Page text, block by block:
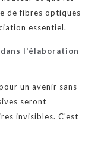
de fibres optiques
essentiel.
l'élaboration
un avenir sans
seront
invisibles. C'est